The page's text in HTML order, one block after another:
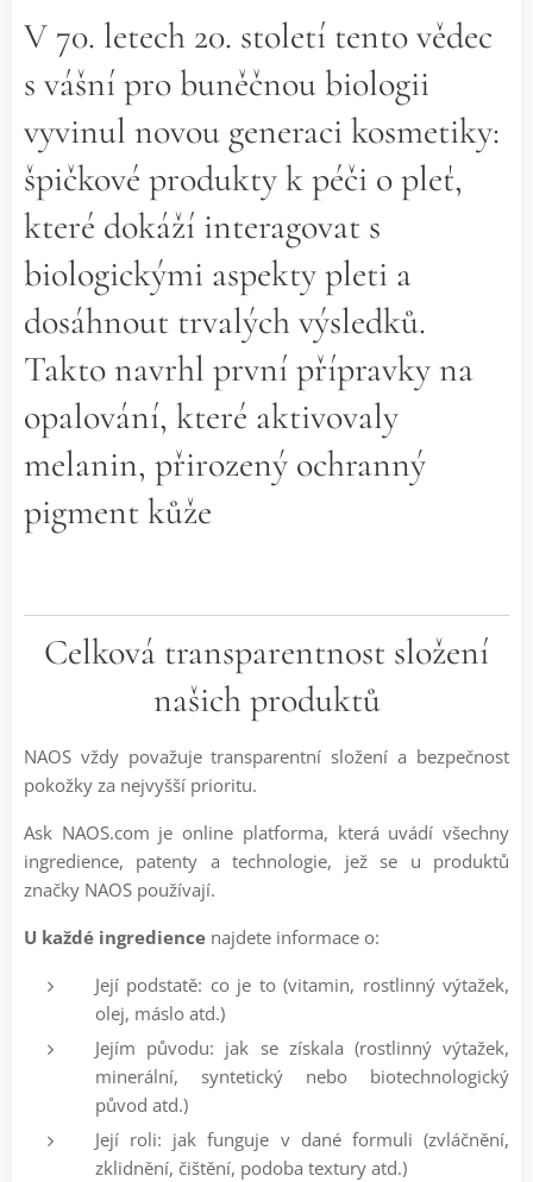
V 70. letech 20. století tento vědec
s vášní pro buněčnou biologii
vyvinul novou generaci kosmetiky:
špičkové produkty k péči o pleť,
které dokáží interagovat s
biologickými aspekty pleti a
dosáhnout trvalých výsledků.
Takto navrhl první přípravky na
opalování, které aktivovaly
melanin, přirozený ochranný
pigment kůže
Celková transparentnost složení
našich produktů
NAOS vždy považuje transparentní složení a bezpečnost
pokožky za nejvyšší prioritu.
Ask NAOS.com je online platforma, která uvádí všechny
ingredience, patenty a technologie, jež se u produktů
značky NAOS používají.
U každé ingredience najdete informace o:
Její podstatě: co je to (vitamin, rostlinný výtažek,
olej, máslo atd.)
Jejím původu: jak se získala (rostlinný výtažek,
minerální, syntetický nebo biotechnologický
původ atd.)
Její roli: jak funguje v dané formuli (zvláčnění,
zklidnění, čištění, podoba textury atd.)